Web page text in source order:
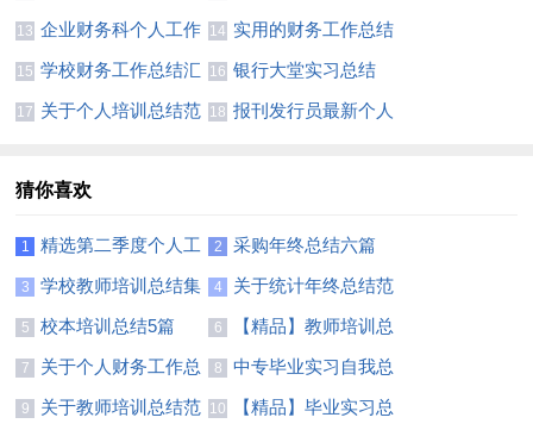
结范文合集6篇
结4篇
13 企业财务科个人工作
总结
14 实用的财务工作总结
汇编7篇
15 学校财务工作总结汇
总6篇
16 银行大堂实习总结
17 关于个人培训总结范 18 报刊发行员最新个人
猜你喜欢
1
精选第二季度个人工
作总结4篇
2 采购年终总结六篇
3
学校教师培训总结集
锦十篇
4
关于统计年终总结范
文锦集10篇
5 校本培训总结5篇 6
【精品】教师培训总
结范文集锦六篇
7
关于个人财务工作总
结范文汇编7篇
8
中专毕业实习自我总
结800字
9 关于教师培训总结范 10 【精品】毕业实习总